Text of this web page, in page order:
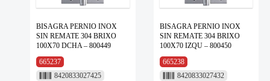
BISAGRA PERNIO INOX
SIN REMATE 304 BRIXO
100X70 DCHA – 800449
665237
8420833027425
BISAGRA PERNIO INOX
SIN REMATE 304 BRIXO
100X70 IZQU – 800450
665238
8420833027432